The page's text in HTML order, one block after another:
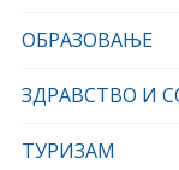
ОБРАЗОВАЊЕ
ЗДРАВСТВО И
ТУРИЗАМ